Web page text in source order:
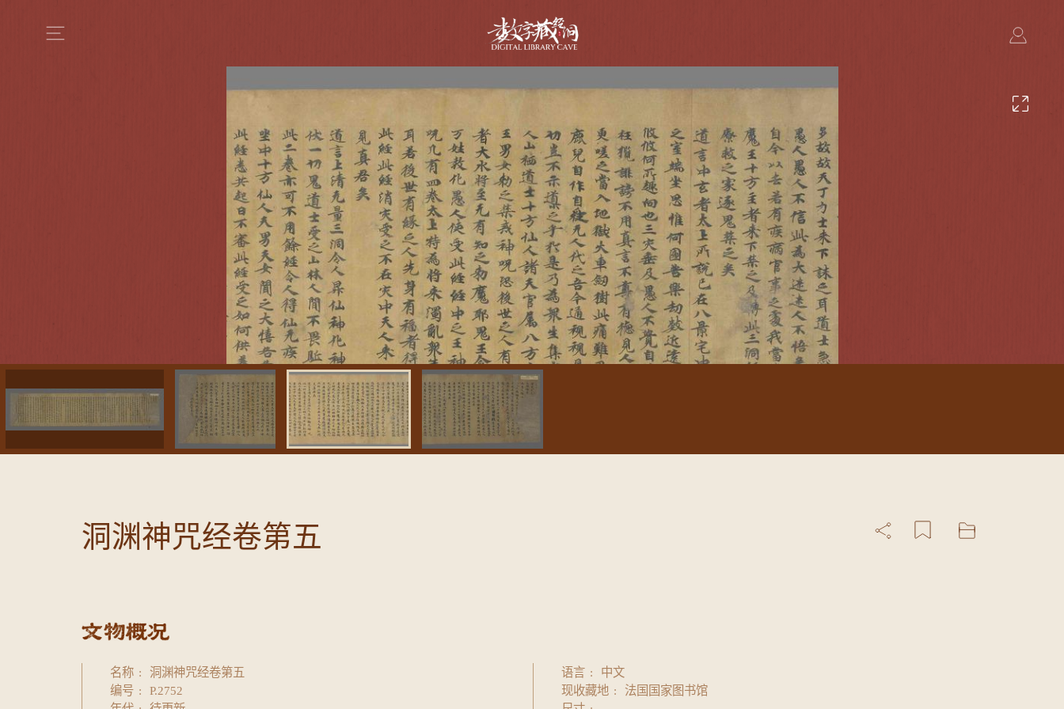
洞渊神咒经卷第五
名称
洞渊神咒经卷第五
编号
P.2752
语言
中文
现收藏地
法国国家图书馆